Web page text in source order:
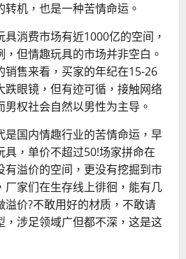
机，也是一种苦情命运。
消费市场有近1000亿的空间，
但情趣玩具的市场并非空白。
销售来看，买家的年纪在15-26
跌眼镜，但有迹可循，接触网络
权社会自然以男性为主导。
是国内情趣行业的苦情命运，早
具，单价不超过50!场家拼命在
有溢价的空间，更没有挖掘到市
厂家们在生存线上徘徊，能有几
价?不敢用好的材质，不敢请
，涉足领域广但都不深，这是这